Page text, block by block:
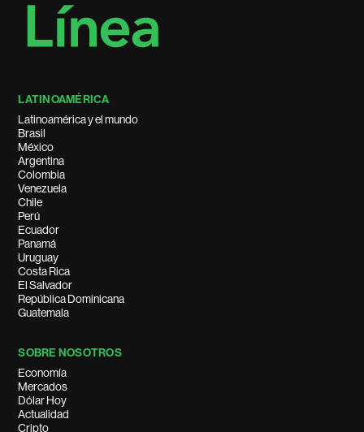
LATINOAMÉRICA
Latinoamérica y el mundo
Brasil
México
Argentina
Colombia
Venezuela
Chile
Perú
Ecuador
Panamá
Uruguay
Costa Rica
El Salvador
República Dominicana
Guatemala
SOBRE NOSOTROS
Economía
Mercados
Dólar Hoy
Actualidad
Cripto